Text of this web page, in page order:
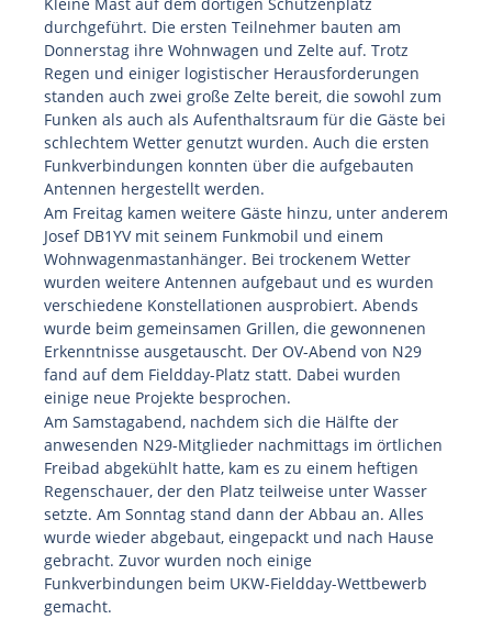
durchgeführt. Die ersten Teilnehmer bauten am
Donnerstag ihre Wohnwagen und Zelte auf. Trotz
Regen und einiger logistischer Herausforderungen
standen auch zwei große Zelte bereit, die sowohl zum
Funken als auch als Aufenthaltsraum für die Gäste bei
schlechtem Wetter genutzt wurden. Auch die ersten
Funkverbindungen konnten über die aufgebauten
Antennen hergestellt werden.
Am Freitag kamen weitere Gäste hinzu, unter anderem
Josef DB1YV mit seinem Funkmobil und einem
Wohnwagenmastanhänger. Bei trockenem Wetter
wurden weitere Antennen aufgebaut und es wurden
verschiedene Konstellationen ausprobiert. Abends
wurde beim gemeinsamen Grillen, die gewonnenen
Erkenntnisse ausgetauscht. Der OV-Abend von N29
fand auf dem Fieldday-Platz statt. Dabei wurden
einige neue Projekte besprochen.
Am Samstagabend, nachdem sich die Hälfte der
anwesenden N29-Mitglieder nachmittags im örtlichen
Freibad abgekühlt hatte, kam es zu einem heftigen
Regenschauer, der den Platz teilweise unter Wasser
setzte. Am Sonntag stand dann der Abbau an. Alles
wurde wieder abgebaut, eingepackt und nach Hause
gebracht. Zuvor wurden noch einige
Funkverbindungen beim UKW-Fieldday-Wettbewerb
gemacht.